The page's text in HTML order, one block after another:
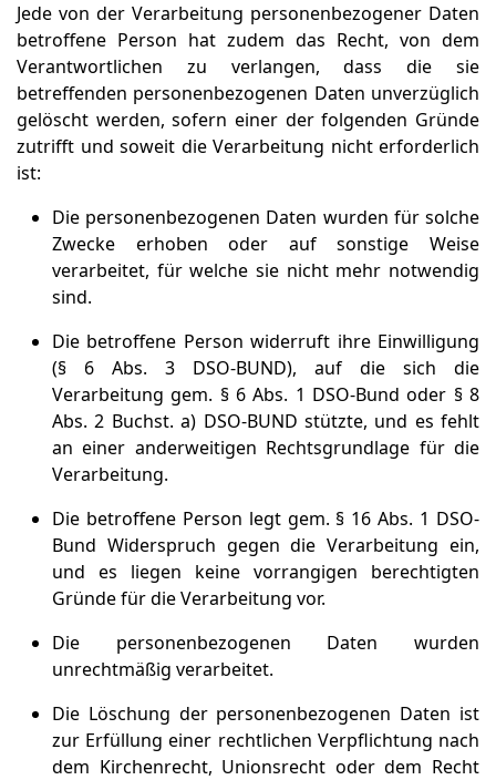
Jede von der Verarbeitung personenbezogener Daten
betroffene Person hat zudem das Recht, von dem
Verantwortlichen zu verlangen, dass die sie
betreffenden personenbezogenen Daten unverzüglich
gelöscht werden, sofern einer der folgenden Gründe
zutrifft und soweit die Verarbeitung nicht erforderlich
ist:
Die personenbezogenen Daten wurden für solche
Zwecke erhoben oder auf sonstige Weise
verarbeitet, für welche sie nicht mehr notwendig
sind.
Die betroffene Person widerruft ihre Einwilligung
(§ 6 Abs. 3 DSO-BUND), auf die sich die
Verarbeitung gem. § 6 Abs. 1 DSO-Bund oder § 8
Abs. 2 Buchst. a) DSO-BUND stützte, und es fehlt
an einer anderweitigen Rechtsgrundlage für die
Verarbeitung.
Die betroffene Person legt gem. § 16 Abs. 1 DSO-
Bund Widerspruch gegen die Verarbeitung ein,
und es liegen keine vorrangigen berechtigten
Gründe für die Verarbeitung vor.
Die personenbezogenen Daten wurden
unrechtmäßig verarbeitet.
Die Löschung der personenbezogenen Daten ist
zur Erfüllung einer rechtlichen Verpflichtung nach
dem Kirchenrecht, Unionsrecht oder dem Recht